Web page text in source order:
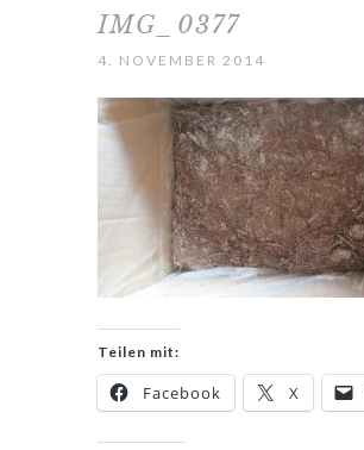
IMG_0377
4. NOVEMBER 2014
Teilen mit:
Facebook X